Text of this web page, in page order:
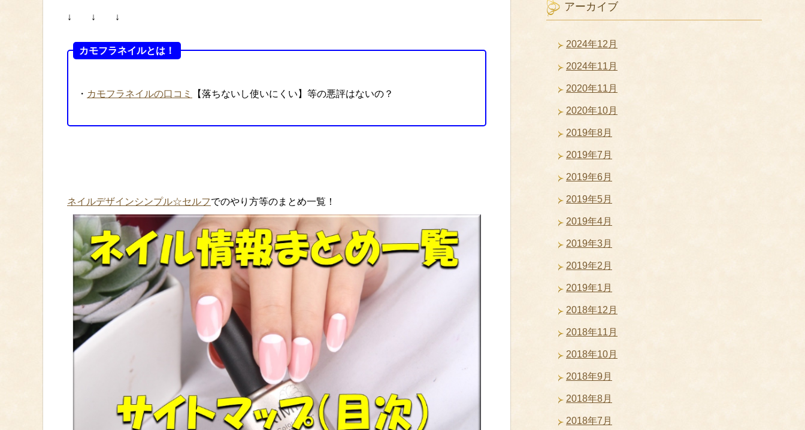
↓ ↓ ↓
カモフラネイルとは！
・ カモフラネイルの口コミ 【落ちないし使いにくい】等の悪評はないの？
ネイルデザインシンプル☆セルフでのやり方等のまとめ一覧！
アーカイブ
2024年12月
2024年11月
2020年11月
2020年10月
2019年8月
2019年7月
2019年6月
2019年5月
2019年4月
2019年3月
2019年2月
2019年1月
2018年12月
2018年11月
2018年10月
2018年9月
2018年8月
2018年7月